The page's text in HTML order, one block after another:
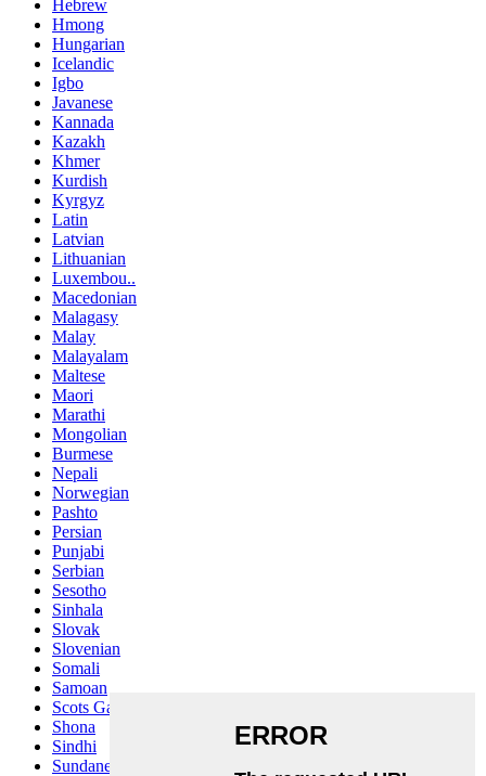
Hebrew
Hmong
Hungarian
Icelandic
Igbo
Javanese
Kannada
Kazakh
Khmer
Kurdish
Kyrgyz
Latin
Latvian
Lithuanian
Luxembou..
Macedonian
Malagasy
Malay
Malayalam
Maltese
Maori
Marathi
Mongolian
Burmese
Nepali
Norwegian
Pashto
Persian
Punjabi
Serbian
Sesotho
Sinhala
Slovak
Slovenian
Somali
Samoan
Scots Gaelic
Shona
Sindhi
Sundanese